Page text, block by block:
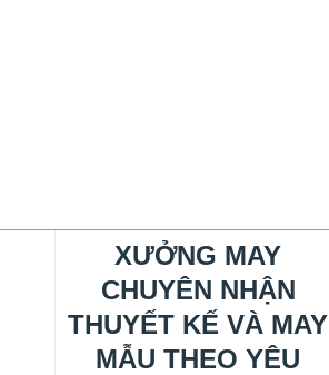
XƯỞNG MAY
CHUYÊN NHẬN
THUYẾT KẾ VÀ MAY
MẪU THEO YÊU